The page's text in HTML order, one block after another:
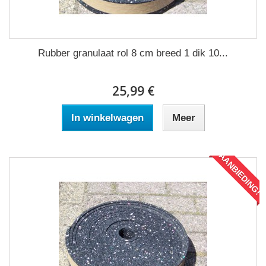
Rubber granulaat rol 8 cm breed 1 dik 10...
25,99 €
In winkelwagen Meer
AANBIEDING!